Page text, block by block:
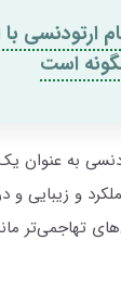
ارتودنسی با
است
به عنوان
و زیبایی و
تهاجمی‌تر